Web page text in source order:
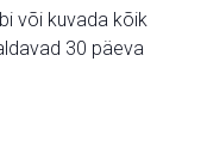
või kuvada kõik
30 päeva